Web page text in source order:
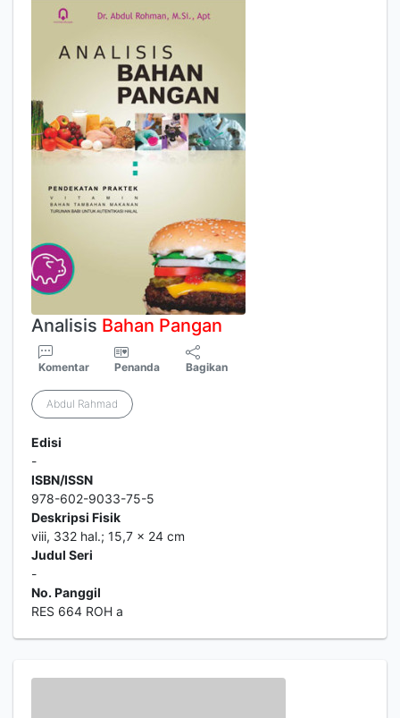
Analisis Bahan Pangan
Komentar Penanda Bagikan
Abdul Rahmad
Edisi
-
ISBN/ISSN
978-602-9033-75-5
Deskripsi Fisik
viii, 332 hal.; 15,7 x 24 cm
Judul Seri
-
No. Panggil
RES 664 ROH a